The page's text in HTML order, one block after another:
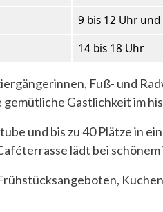
9 bis 12 Uhr
14 bis 18 Uhr
Fuß- und
Gastlichkeit im
und bis zu 40 Plätze in
lädt bei